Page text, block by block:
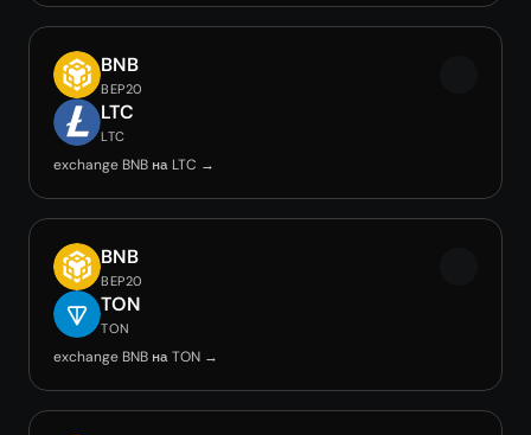
BNB
BEP20
LTC
LTC
exchange BNB на LTC →
BNB
BEP20
TON
TON
exchange BNB на TON →